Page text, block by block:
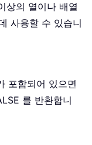
상의 열이나 배열
사용할 수 있습니
포함되어 있으면
를 반환합니